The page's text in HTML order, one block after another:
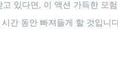
있다면, 이 액션 가득한 모
간 동안 빠져들게 할 것입니